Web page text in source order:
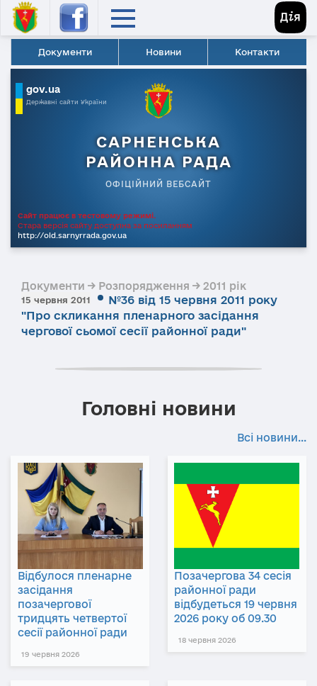
Документи Новини Контакти
gov.ua
Державні сайти України
САРНЕНСЬКА
РАЙОННА РАДА
ОФІЦІЙНИЙ ВЕБСАЙТ
Сайт працює в тестовому режимі.
Стара версія сайту доступна за посиланням
http://old.sarnyrrada.gov.ua
Документи → Розпорядження → 2011 рік
15 червня 2011
№36 від 15 червня 2011 року
"Про скликання пленарного засідання
чергової сьомої сесії районної ради"
Головні новини
Всі новини...
Відбулося пленарне
засідання
позачергової
тридцять четвертої
сесії районної ради
19 червня 2026
Позачергова 34 сесія
районної ради
відбудеться 19 червня
2026 року об 09.30
18 червня 2026